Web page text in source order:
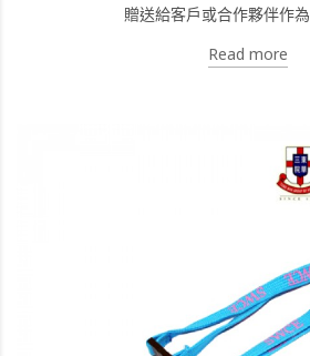
贈送給客戶或合作夥伴作
Read more